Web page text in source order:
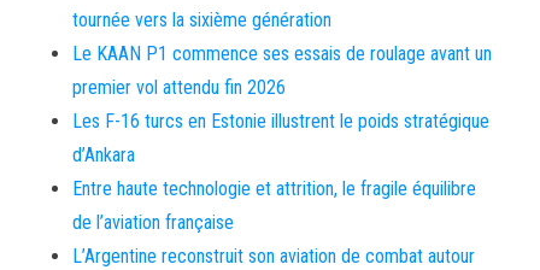
tournée vers la sixième génération
Le KAAN P1 commence ses essais de roulage avant un
premier vol attendu fin 2026
Les F-16 turcs en Estonie illustrent le poids stratégique
d’Ankara
Entre haute technologie et attrition, le fragile équilibre
de l’aviation française
L’Argentine reconstruit son aviation de combat autour